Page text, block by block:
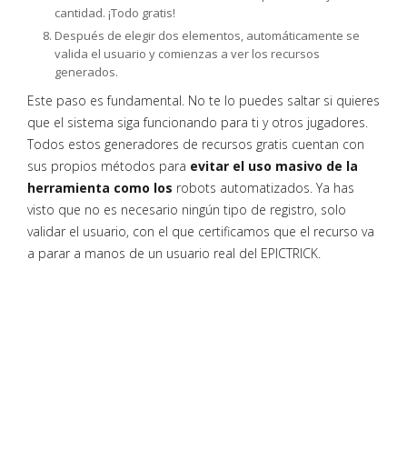
cantidad. ¡Todo gratis!
Después de elegir dos elementos, automáticamente se
valida el usuario y comienzas a ver los recursos
generados.
Este paso es fundamental. No te lo puedes saltar si quieres
que el sistema siga funcionando para ti y otros jugadores.
Todos estos generadores de recursos gratis cuentan con
sus propios métodos para evitar el uso masivo de la
herramienta como los robots automatizados. Ya has
visto que no es necesario ningún tipo de registro, solo
validar el usuario, con el que certificamos que el recurso va
a parar a manos de un usuario real del EPICTRICK.